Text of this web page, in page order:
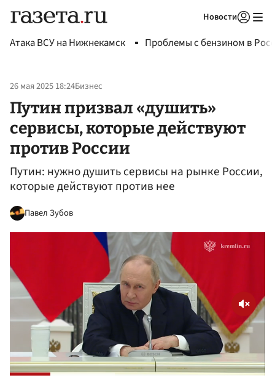
Новости
Атака ВСУ на Нижнекамск Проблемы с бензином в
26 мая 2025 18:24Бизнес
Путин призвал «душить»
сервисы, которые действуют
против России
Путин: нужно душить сервисы на рынке России,
которые действуют против нее
Павел Зубов